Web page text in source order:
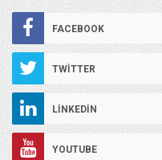
FACEBOOK
TWITTER
LINKEDIN
YOUTUBE